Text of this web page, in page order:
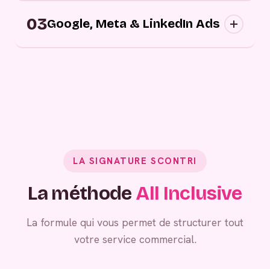
approchons vos prospects au bon moment,
personnalisés.
03Google, Meta & LinkedIn Ads
LA SIGNATURE SCONTRI
La méthode All Inclusive
La formule qui vous permet de structurer tout
votre service commercial.